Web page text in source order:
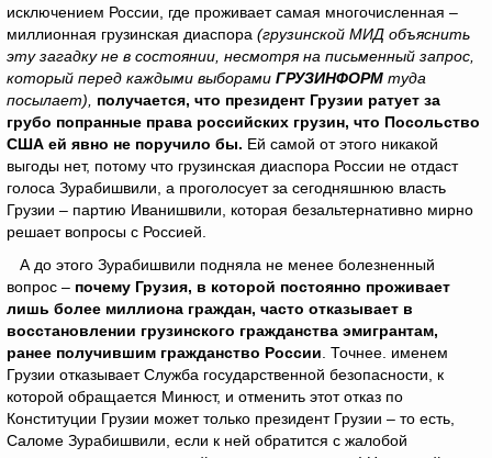
исключением России, где проживает самая многочисленная –
миллионная грузинская диаспора (грузинской МИД объяснить
эту загадку не в состоянии, несмотря на письменный запрос,
который перед каждыми выборами ГРУЗИНФОРМ туда
посылает), получается, что президент Грузии ратует за
грубо попранные права российских грузин, что Посольство
США ей явно не поручило бы. Ей самой от этого никакой
выгоды нет, потому что грузинская диаспора России не отдаст
голоса Зурабишвили, а проголосует за сегодняшнюю власть
Грузии – партию Иванишвили, которая безальтернативно мирно
решает вопросы с Россией.
А до этого Зурабишвили подняла не менее болезненный
вопрос – почему Грузия, в которой постоянно проживает
лишь более миллиона граждан, часто отказывает в
восстановлении грузинского гражданства эмигрантам,
ранее получившим гражданство России . Точнее. именем
Грузии отказывает Служба государственной безопасности, к
которой обращается Минюст, и отменить этот отказ по
Конституции Грузии может только президент Грузии – то есть,
Саломе Зурабишвили, если к ней обратится с жалобой